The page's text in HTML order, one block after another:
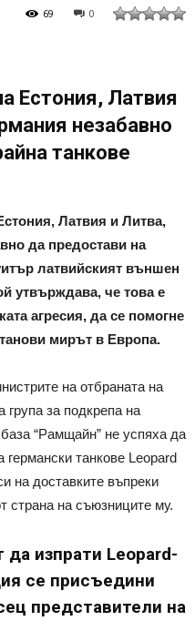
0
69
Естония, Латвия
незабавно
танкове
Латвия и Литва,
да предостави на
латвийският външен
утвърждава, че това е
агресия, да се помогне
мирът в Европа.
на отбраната на
за подкрепа на
“Рамщайн” не успяха да
германски танкове Leopard
на доставките въпреки
страна на съюзниците му.
да изпрати Leopard-
се присъедини
представители на